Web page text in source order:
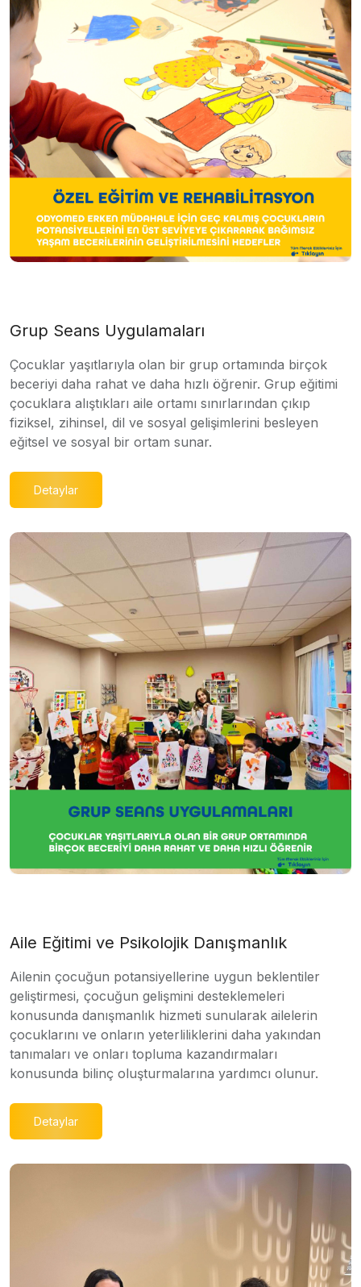
Grup Seans Uygulamaları
Çocuklar yaşıtlarıyla olan bir grup ortamında birçok
beceriyi daha rahat ve daha hızlı öğrenir. Grup eğitimi
çocuklara alıştıkları aile ortamı sınırlarından çıkıp
fiziksel, zihinsel, dil ve sosyal gelişimlerini besleyen
eğitsel ve sosyal bir ortam sunar.
Detaylar
Aile Eğitimi ve Psikolojik Danışmanlık
Ailenin çocuğun potansiyellerine uygun beklentiler
geliştirmesi, çocuğun gelişmini desteklemeleri
konusunda danışmanlık hizmeti sunularak ailelerin
çocuklarını ve onların yeterliliklerini daha yakından
tanımaları ve onları topluma kazandırmaları
konusunda bilinç oluşturmalarına yardımcı olunur.
Detaylar